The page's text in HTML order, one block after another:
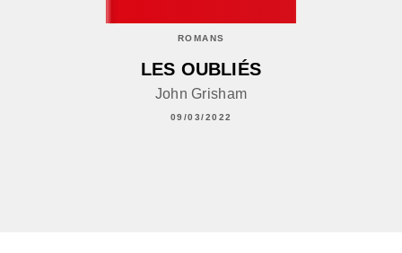
ROMANS
LES OUBLIÉS
John Grisham
09/03/2022